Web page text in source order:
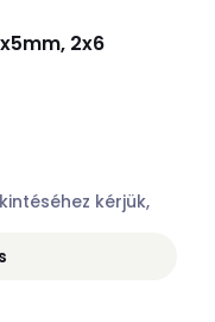
2x6
kérjük,